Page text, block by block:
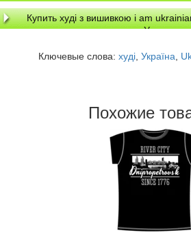
Купить худі з вишивкою i am
Украине
Ключевые слова: худі, Україна,
Похожие